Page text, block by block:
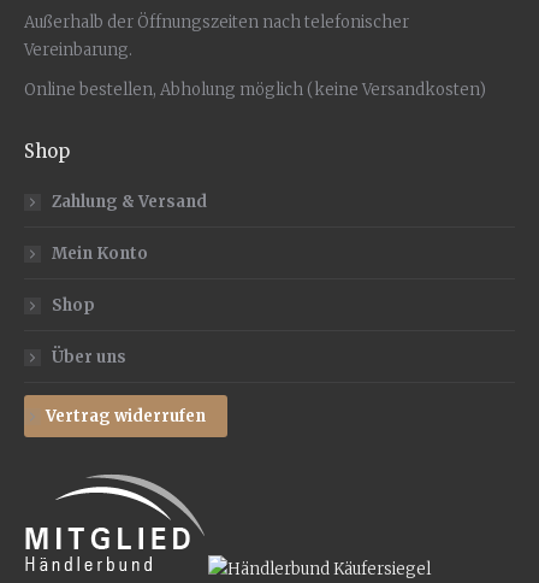
Außerhalb der Öffnungszeiten nach telefonischer
Vereinbarung.
Online bestellen, Abholung möglich (keine Versandkosten)
Shop
Zahlung & Versand
Mein Konto
Shop
Über uns
Vertrag widerrufen